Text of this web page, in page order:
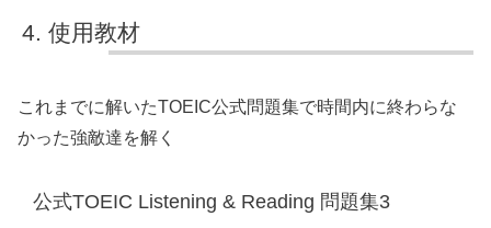
使用教材
これまでに解いたTOEIC公式問題集で時間内に終わらな
かった強敵達を解く
公式TOEIC Listening & Reading 問題集3